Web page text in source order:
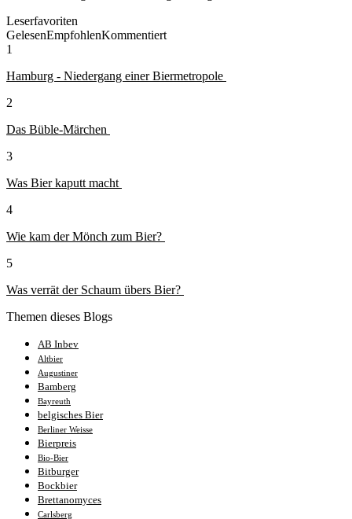
Leserfavoriten
GelesenEmpfohlenKommentiert
1
Hamburg - Niedergang einer Biermetropole
2
Das Büble-Märchen
3
Was Bier kaputt macht
4
Wie kam der Mönch zum Bier?
5
Was verrät der Schaum übers Bier?
Themen dieses Blogs
AB Inbev
Altbier
Augustiner
Bamberg
Bayreuth
belgisches Bier
Berliner Weisse
Bierpreis
Bio-Bier
Bitburger
Bockbier
Brettanomyces
Carlsberg